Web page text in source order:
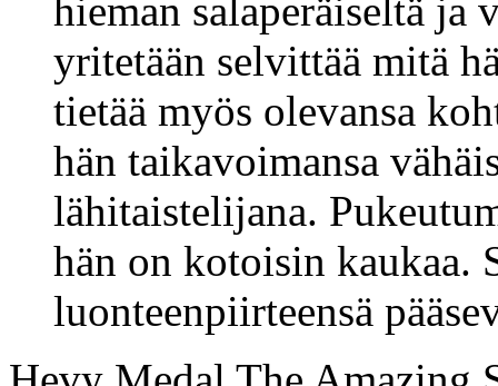
hieman salaperäiseltä
yritetään selvittää mitä
tietää myös olevansa
hän taikavoimansa
lähitaistelijana.
hän on kotoisin
luonteenpiirteensä